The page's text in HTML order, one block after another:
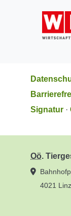
Signatur ·
Oö.
4021 Linz